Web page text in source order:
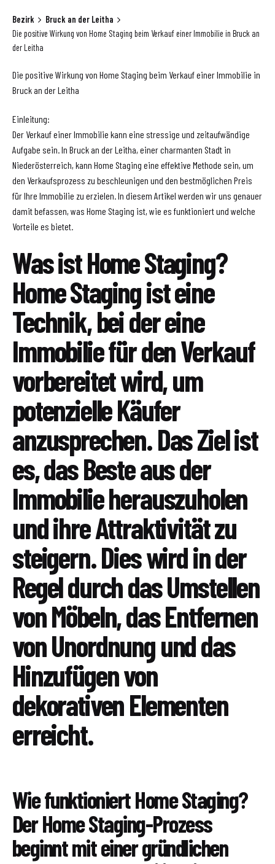
Bezirk
Bruck an der Leitha
Die positive Wirkung von Home Staging beim Verkauf einer Immobilie in Bruck an
der Leitha
Die positive Wirkung von Home Staging beim Verkauf einer Immobilie in
Bruck an der Leitha
Einleitung:
Der Verkauf einer Immobilie kann eine stressige und zeitaufwändige
Aufgabe sein. In Bruck an der Leitha, einer charmanten Stadt in
Niederösterreich, kann Home Staging eine effektive Methode sein, um
den Verkaufsprozess zu beschleunigen und den bestmöglichen Preis
für Ihre Immobilie zu erzielen. In diesem Artikel werden wir uns genauer
damit befassen, was Home Staging ist, wie es funktioniert und welche
Vorteile es bietet.
Was ist Home Staging?
Home Staging ist eine
Technik, bei der eine
Immobilie für den Verkauf
vorbereitet wird, um
potenzielle Käufer
anzusprechen. Das Ziel ist
es, das Beste aus der
Immobilie herauszuholen
und ihre Attraktivität zu
steigern. Dies wird in der
Regel durch das Umstellen
von Möbeln, das Entfernen
von Unordnung und das
Hinzufügen von
dekorativen Elementen
erreicht.
Wie funktioniert Home Staging?
Der Home Staging-Prozess
beginnt mit einer gründlichen